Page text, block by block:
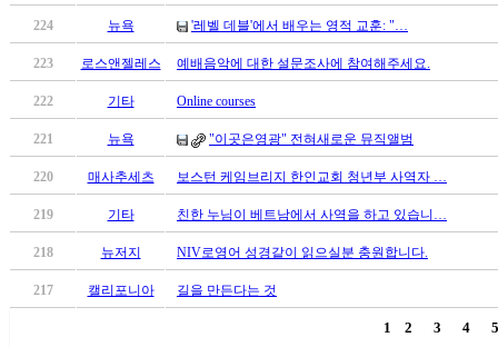
넷
minky
체
안
브
국
224 뉴욕 '레벨 데블'에서 배우는 영적 교훈: "…
223 로스앤젤레스 예배음악에 대한 설문조사에 참여해주세요.
222 기타 Online courses
221 뉴욕 "이곳은영광" 전혀새로운 뮤직앨범
220 매사추세츠 보스턴 케임브리지 한인교회 청년부 사역자 …
219 기타 친한 누님이 베트남에서 사역을 하고 있습니…
218 뉴저지 NIV로영어 성경같이 읽으실분 충원합니다.
217 캘리포니아 길을 만든다는 것
1 2 3 4 5